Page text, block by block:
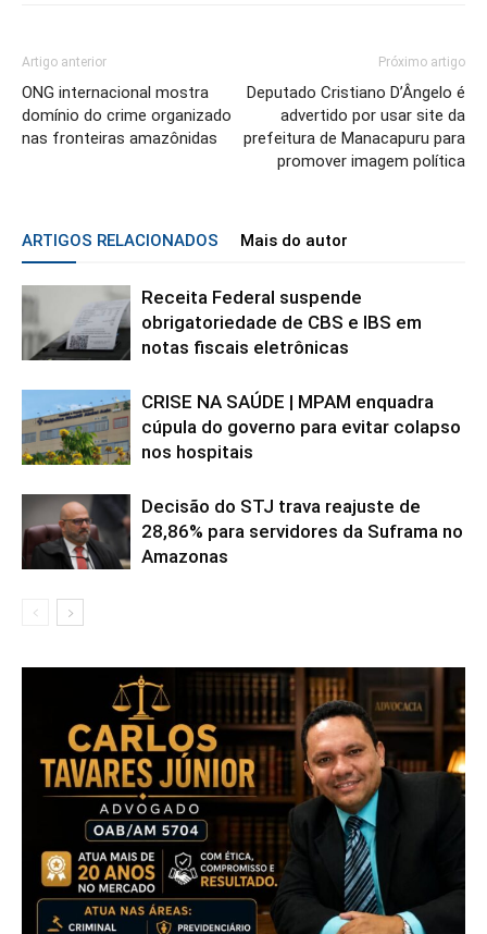
Artigo anterior
ONG internacional mostra
domínio do crime organizado
nas fronteiras amazônidas
Próximo artigo
Deputado Cristiano D’Ângelo é
advertido por usar site da
prefeitura de Manacapuru para
promover imagem política
ARTIGOS RELACIONADOS Mais do autor
Receita Federal suspende
obrigatoriedade de CBS e IBS em
notas fiscais eletrônicas
CRISE NA SAÚDE | MPAM enquadra
cúpula do governo para evitar colapso
nos hospitais
Decisão do STJ trava reajuste de
28,86% para servidores da Suframa no
Amazonas